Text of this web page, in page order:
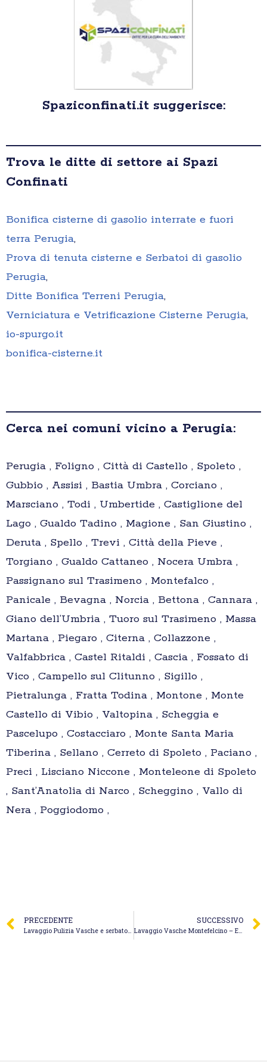
Spaziconfinati.it suggerisce:
Trova le ditte di settore ai Spazi
Confinati
Bonifica cisterne di gasolio interrate e fuori
terra Perugia,
Prova di tenuta cisterne e Serbatoi di gasolio
Perugia,
Ditte Bonifica Terreni Perugia,
Verniciatura e Vetrificazione Cisterne Perugia,
io-spurgo.it
bonifica-cisterne.it
Cerca nei comuni vicino a Perugia:
Perugia , Foligno , Città di Castello , Spoleto ,
Gubbio , Assisi , Bastia Umbra , Corciano ,
Marsciano , Todi , Umbertide , Castiglione del
Lago , Gualdo Tadino , Magione , San Giustino ,
Deruta , Spello , Trevi , Città della Pieve ,
Torgiano , Gualdo Cattaneo , Nocera Umbra ,
Passignano sul Trasimeno , Montefalco ,
Panicale , Bevagna , Norcia , Bettona , Cannara ,
Giano dell’Umbria , Tuoro sul Trasimeno , Massa
Martana , Piegaro , Citerna , Collazzone ,
Valfabbrica , Castel Ritaldi , Cascia , Fossato di
Vico , Campello sul Clitunno , Sigillo ,
Pietralunga , Fratta Todina , Montone , Monte
Castello di Vibio , Valtopina , Scheggia e
Pascelupo , Costacciaro , Monte Santa Maria
Tiberina , Sellano , Cerreto di Spoleto , Paciano ,
Preci , Lisciano Niccone , Monteleone di Spoleto
, Sant’Anatolia di Narco , Scheggino , Vallo di
Nera , Poggiodomo ,
PRECEDENTE
Lavaggio Pulizia Vasche e serbatoi Magenta
SUCCESSIVO
Lavaggio Vasche Montefelcino – Effebi Autospurgo